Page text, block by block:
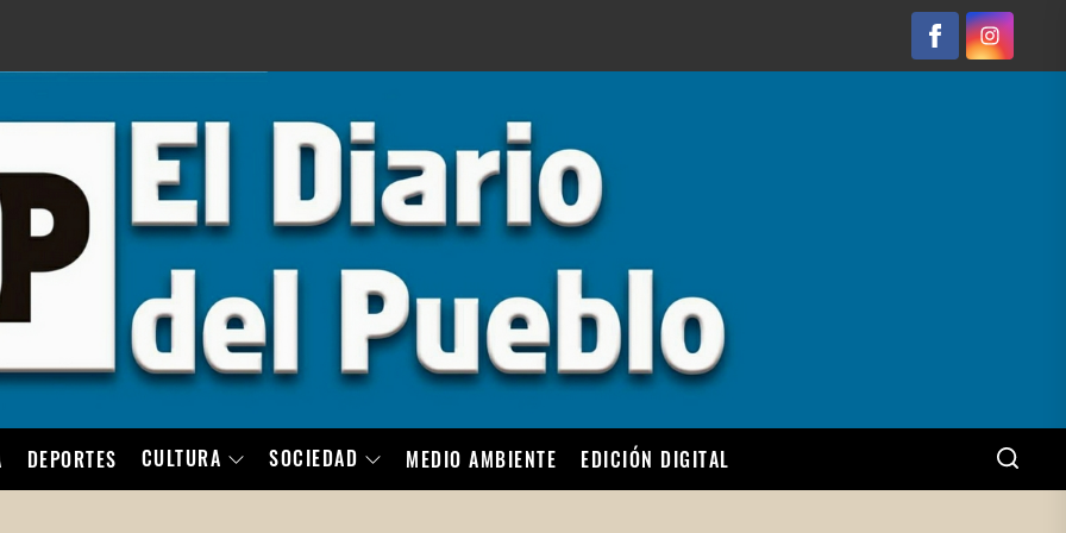
FacebookInstagram
DEPORTES CULTURA SOCIEDAD MEDIO AMBIENTE EDICIÓN DIGITAL